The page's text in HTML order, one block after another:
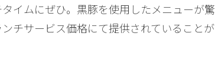
イムにぜひ。黒豚を使用したメニューが驚
チサービス価格にて提供されていることが